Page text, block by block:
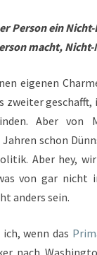
Person ein
macht, Nicht-
eigenen
zweiter
Aber von
schon
Aber hey,
von gar nicht
anders sein.
wenn das
nach